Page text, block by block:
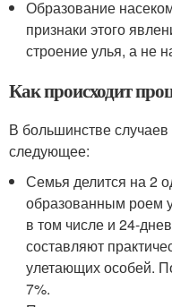
Образование
признаки этого
строение улья, а не
Как происходит
В большинстве
следующее:
Семья делится на 2
образованным роем
в том числе и 24-
составляют
улетающих особей.
7%.